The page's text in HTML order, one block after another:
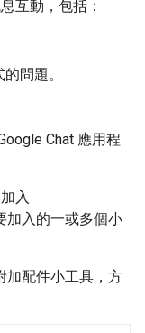
互動，包括：
問題。
Chat 應用程
入
加入的一或多個小
加配件小工具，方